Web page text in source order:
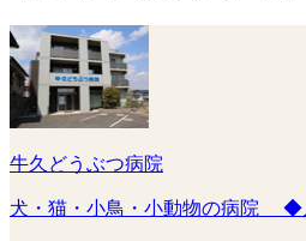
牛久どうぶつ病院
犬・猫・小鳥・小動物の病院 ◆